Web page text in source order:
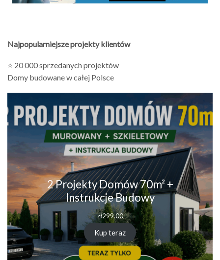
Najpopularniejsze projekty klientów
⭐ 20 000 sprzedanych projektów
Domy budowane w całej Polsce
2 Projekty Domów 70m² +
Instrukcje Budowy
zł299.00
Kup teraz